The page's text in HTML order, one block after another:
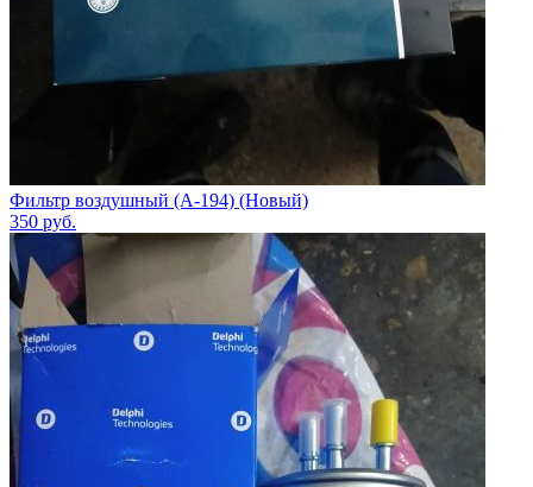
Фильтр воздушный (A-194) (Новый)
350 руб.